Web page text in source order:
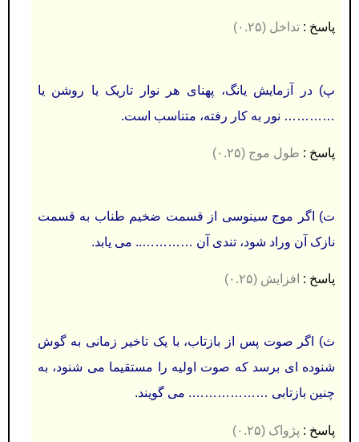
پاسخ : تداخل (۰.۲۵)
پ) در آزمایش یانگ، پهنای هر نوار تاریک یا روشن یا
………… نور به کار رفته، متناسب است.
پاسخ : طول موج (۰.۲۵)
ت) اگر موج سینوسی از قسمت ضخیم طناب به قسمت
نازک آن وراد شود، تندی آن ………….. می یابد.
پاسخ : افزایش (۰.۲۵)
ث) اگر صوت پس از بازتاب، با یک تاخیر زمانی به گوش
شنوده ای برسد که صوت اولیه را مستقیما می شنود، به
چنین بازتابی ………………. می گویند.
پاسخ : پژواک (۰.۲۵)